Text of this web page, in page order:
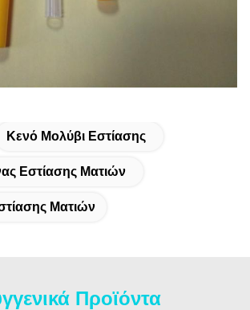
Κενό Μολύβι Εστίασης
Εστίασης Ματιών
Ματιών
Προϊόντα